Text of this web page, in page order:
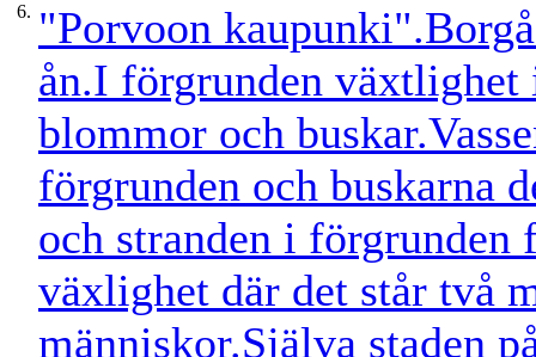
6. "Porvoon
ån.I förgrunden
blommor och
förgrunden och buskarna
och stranden i
växlighet där det står två
människor.Själva staden